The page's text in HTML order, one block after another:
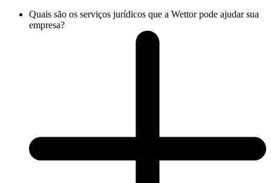
Quais são os serviços jurídicos que a Wettor pode ajudar sua
empresa?